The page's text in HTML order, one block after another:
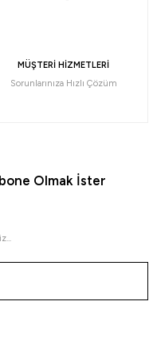
MÜŞTERİ HİZMETLERİ
Sorunlarınıza Hızlı Çözüm
Olmak İster